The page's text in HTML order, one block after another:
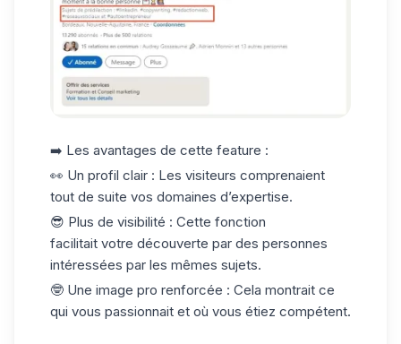
➡️ Les avantages de cette feature :
👀 Un profil clair : Les visiteurs comprenaient
tout de suite vos domaines d’expertise.
😎 Plus de visibilité : Cette fonction
facilitait votre découverte par des personnes
intéressées par les mêmes sujets.
🤓 Une image pro renforcée : Cela montrait ce
qui vous passionnait et où vous étiez compétent.